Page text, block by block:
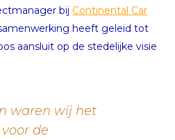
bij Continental Car
heeft geleid tot
aansluit op de stedelijke visie
waren wij het
de